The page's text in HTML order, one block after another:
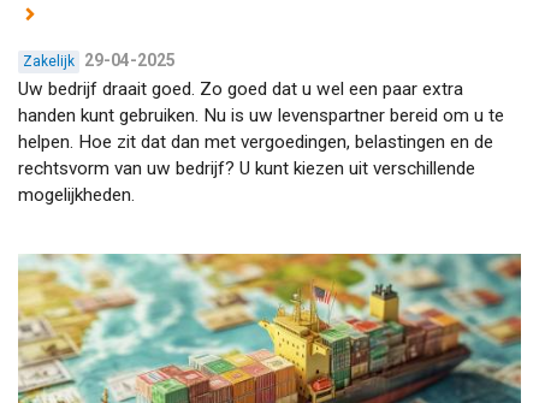
Zakelijk 29-04-2025
Uw bedrijf draait goed. Zo goed dat u wel een paar extra
handen kunt gebruiken. Nu is uw levenspartner bereid om u te
helpen. Hoe zit dat dan met vergoedingen, belastingen en de
rechtsvorm van uw bedrijf? U kunt kiezen uit verschillende
mogelijkheden.